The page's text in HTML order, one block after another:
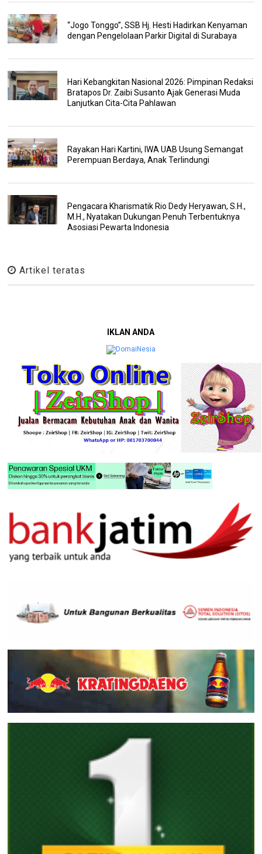
“Jogo Tonggo”, SSB Hj. Hesti Hadirkan Kenyaman
dengan Pengelolaan Parkir Digital di Surabaya
Hari Kebangkitan Nasional 2026: Pimpinan Redaksi
Bratapos Dr. Zaibi Susanto Ajak Generasi Muda
Lanjutkan Cita-Cita Pahlawan
Rayakan Hari Kartini, IWA UAB Usung Semangat
Perempuan Berdaya, Anak Terlindungi
Pengacara Kharismatik Rio Dedy Heryawan, S.H.,
M.H., Nyatakan Dukungan Penuh Terbentuknya
Asosiasi Pewarta Indonesia
Artikel teratas
IKLAN ANDA